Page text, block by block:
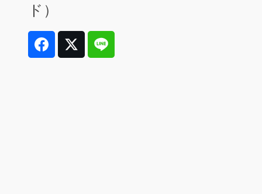
ド）
FacebookTwitter